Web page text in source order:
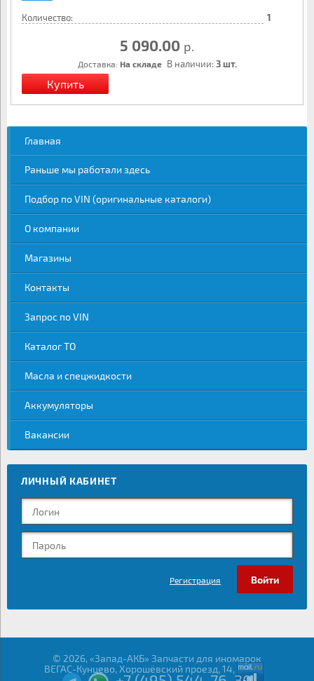
Количество: 1
5 090.00 р.
Доставка: На складе В наличии: 3 шт.
Главная
Раньше мы работали здесь
Подбор по VIN (оригинальные каталоги)
О компании
Магазины
Контакты
Запрос по VIN
Каталог ТО
Масла и спецжидкости
Аккумуляторы
Вакансии
ЛИЧНЫЙ КАБИНЕТ
Регистрация
© 2026, «Запад-АКБ» Запчасти для иномарок
ВЕГАС-Кунцево, Хорошёвский проезд, 14,